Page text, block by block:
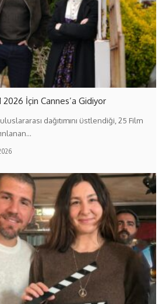
2026 İçin Cannes’a Gidiyor
dağıtımını üstlendiği, 25 Film